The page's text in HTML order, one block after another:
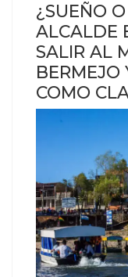
¿SUEÑO
ALCALDE
SALIR AL
BERMEJO
COMO